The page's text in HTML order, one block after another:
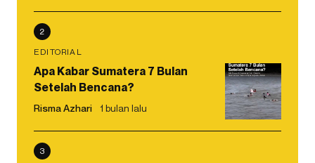
2
EDITORIAL
Apa Kabar Sumatera 7 Bulan
Setelah Bencana?
Risma Azhari 1 bulan lalu
3